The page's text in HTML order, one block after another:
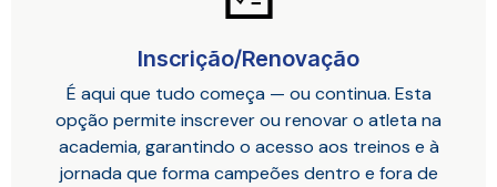
Inscrição/Renovação
É aqui que tudo começa — ou continua. Esta
opção permite inscrever ou renovar o atleta na
academia, garantindo o acesso aos treinos e à
jornada que forma campeões dentro e fora de